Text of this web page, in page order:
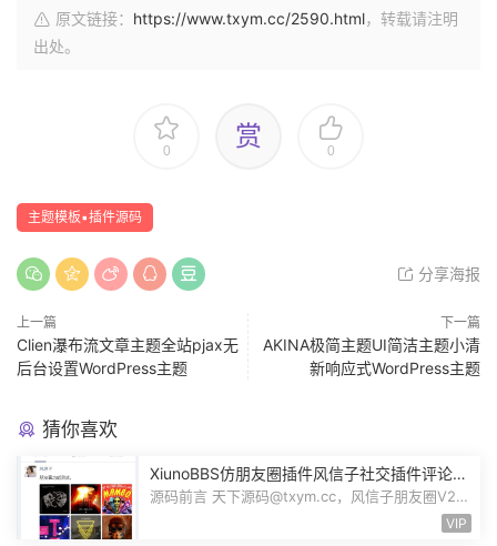
原文链接： https://www.txym.cc/2590.html，转载请注明
出处。
0 赏 0
主题模板▪插件源码
分享海报
上一篇
Clien瀑布流文章主题全站pjax无
后台设置WordPress主题
下一篇
AKINA极简主题UI简洁主题小清
新响应式WordPress主题
猜你喜欢
XiunoBBS仿朋友圈插件风信子社交插件评论回
复点赞互动自适应源码修罗论坛fxz_friends
源码前言 天下源码@txym.cc，风信子朋友圈V2.0
VIP